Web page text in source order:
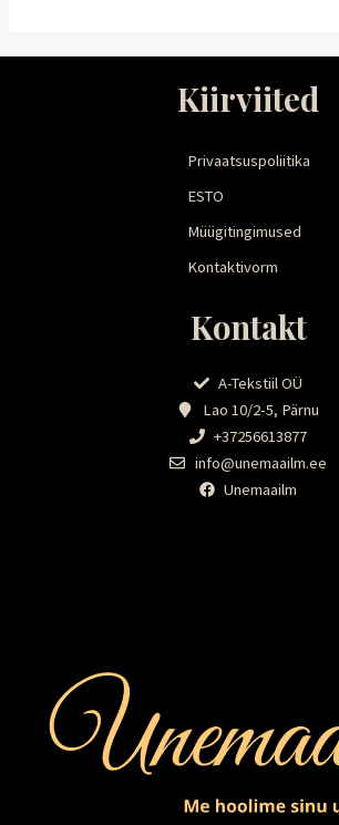
Kiirviited
Privaatsuspoliitika
ESTO
Müügitingimused
Kontaktivorm
Kontakt
A-Tekstiil OÜ
Lao 10/2-5, Pärnu
+37256613877
info@unemaailm.ee
Unemaailm